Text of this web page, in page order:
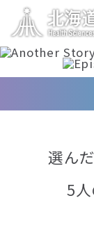
選ん
5